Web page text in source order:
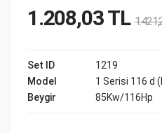
1.208,03TL
Set ID
1219
Model
1 Serisi 116 d
Beygir
85Kw/116Hp